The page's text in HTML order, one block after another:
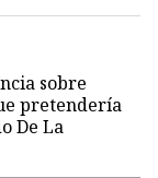
sobre
pretendería
De La